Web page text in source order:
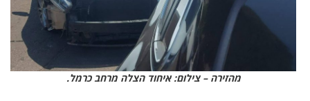
מהזירה – צילום: איחוד הצלה מרחב כרמל.